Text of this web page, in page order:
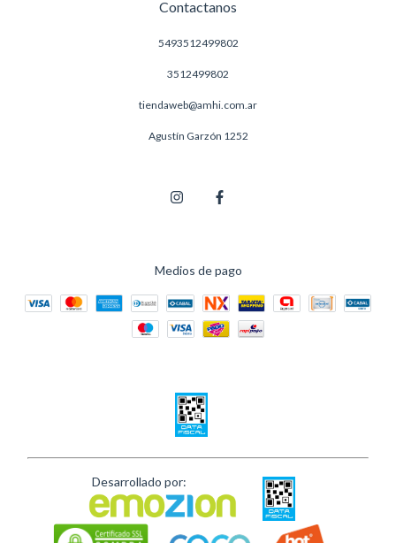
Contactanos
5493512499802
3512499802
tiendaweb@amhi.com.ar
Agustín Garzón 1252
Medios de pago
Desarrollado por: